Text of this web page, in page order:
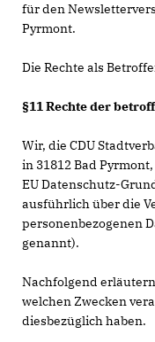
für den
Pyrmont.
Die Rechte als
§11 Rechte der
Wir, die CDU
in 31812 Bad
EU Datenschutz-
ausführlich über die
personenbezogenen
genannt).
Nachfolgend
welchen Zwecken
diesbezüglich haben.